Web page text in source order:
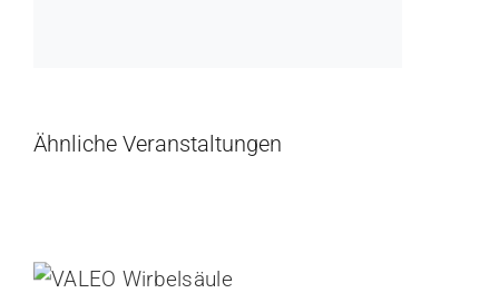
Ähnliche Veranstaltungen